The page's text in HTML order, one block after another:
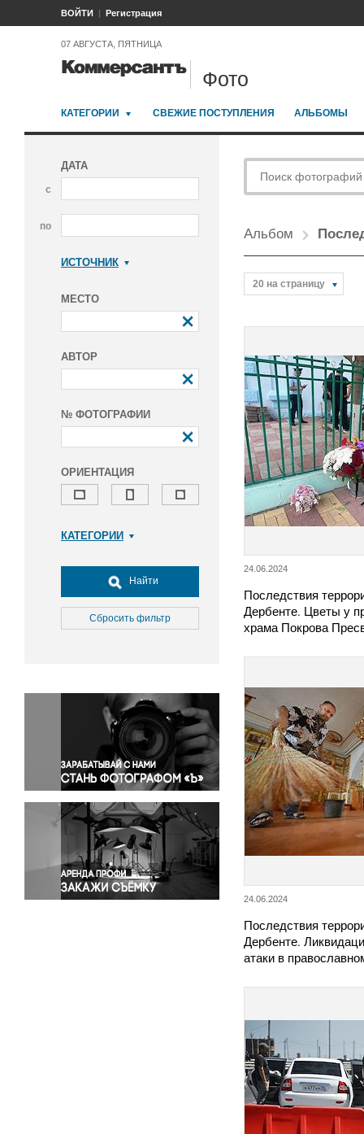
ВОЙТИ Регистрация
07 АВГУСТА, ПЯТНИЦА
Фото
КАТЕГОРИИ СВЕЖИЕ ПОСТУПЛЕНИЯ АЛЬБОМЫ
ДАТА
с
по
ИСТОЧНИК
МЕСТО
АВТОР
№ ФОТОГРАФИИ
ОРИЕНТАЦИЯ
КАТЕГОРИИ
Досуг, туризм и отдых
Культура
Медицина
Окружающая среда
Политика
Правосудие
Происшествия и конфликты
Религия
Светская жизнь
Спорт
Экология
Экономика и бизнес
Найти
Сбросить фильтр
Альбом
20 на страницу
24.06.2024
Последствия
Дербенте. Цветы у
храма Покрова
24.06.2024
Последствия
Дербенте.
атаки в